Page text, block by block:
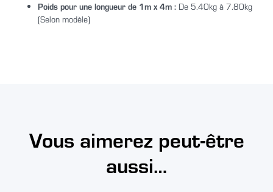
Poids pour une longueur de 1m x 4m : De 5.40kg à 7.80kg
(Selon modèle)
Vous aimerez peut-être
aussi…